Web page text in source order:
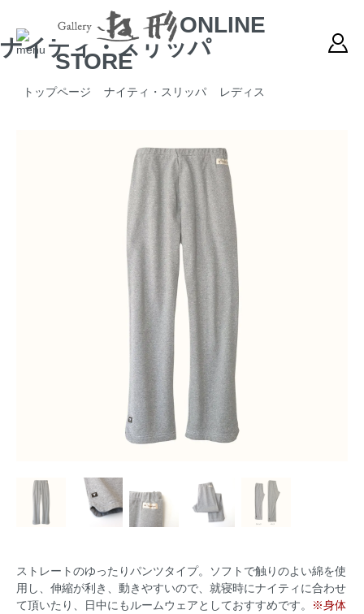
ONLINE
STORE
ナイティ・スリッパ
トップページ ナイティ・スリッパ レディス
ストレートのゆったりパンツタイプ。ソフトで触りのよい綿を使
用し、伸縮が利き、動きやすいので、就寝時にナイティに合わせ
て頂いたり、日中にもルームウェアとしておすすめです。
※身体